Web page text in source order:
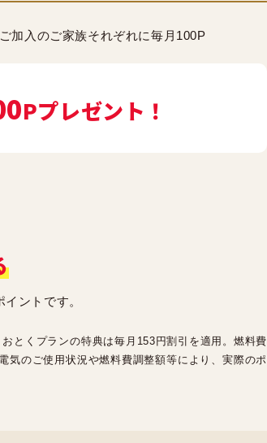
加入のご家族それぞれに毎月100P
Pプレゼント！
ントです。
とくプランの特典は毎月153円割引を適用。燃料費
気のご使用状況や燃料費調整額等により、実際のポ